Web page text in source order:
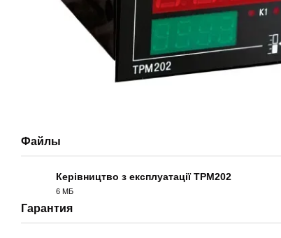
Файлы
Керівництво з експлуатації ТРМ202
6 МБ
Гарантия